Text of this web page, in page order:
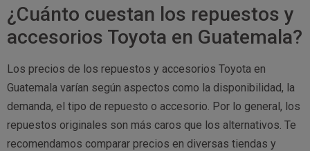
¿Cuánto cuestan los repuestos y
accesorios Toyota en Guatemala?
Los precios de los repuestos y accesorios Toyota en
Guatemala varían según aspectos como la disponibilidad, la
demanda, el tipo de repuesto o accesorio. Por lo general, los
repuestos originales son más caros que los alternativos. Te
recomendamos comparar precios en diversas tiendas y